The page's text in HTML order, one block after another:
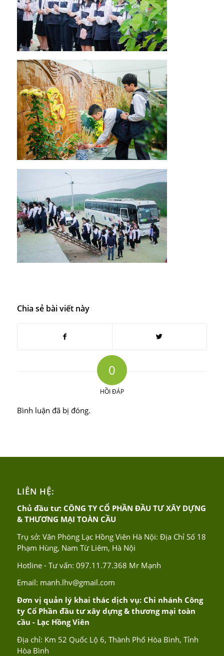
Chia sẻ bài viết này
0
HỒI ĐÁP
Bình luận đã bị đóng.
LIÊN HỆ:
Chủ đầu tư: CÔNG TY CỔ PHẦN ĐẦU TƯ XÂY DỰNG
& THƯƠNG MẠI TOÀN CẦU
Trụ sở: Văn Phòng Lạc Hồng Viên Hà Nội: Địa Chỉ Số 18
Phạm Hùng, Nam Từ Liêm, Hà Nội
Hotline - Tư vấn: 097.11.77.368 Mr Mạnh
Email: manh.lhv@gmail.com
Đơn vị quản lý khai thác dịch vụ: Chi nhánh Công
ty Cổ Phần đầu tư xây dựng & thương mại toàn
cầu - Lạc Hồng Viên
Địa chỉ: Km 52 Quốc Lộ 6, Thành Phố Hòa Bình, Tỉnh
Hòa Bình